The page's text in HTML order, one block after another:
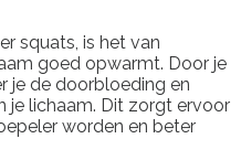
squats, is het van
goed opwarmt. Door je
je de doorbloeding en
je lichaam. Dit zorgt ervoor
worden en beter